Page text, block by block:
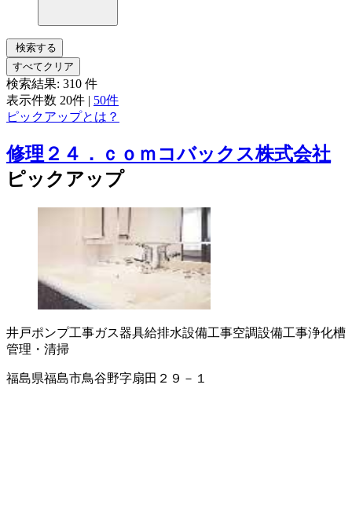
検索する
すべてクリア
検索結果: 310 件
表示件数 20件 | 50件
ピックアップとは？
修理２４．ｃｏｍコバックス株式会社
ピックアップ
井戸ポンプ工事ガス器具給排水設備工事空調設備工事浄化槽
管理・清掃
福島県福島市鳥谷野字扇田２９－１